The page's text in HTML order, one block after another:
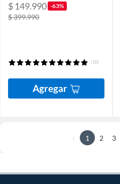
$ 149.990 -63%
$ 399.990
(10)
Agregar
1 2 3